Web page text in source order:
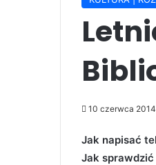
10 czerwca
Jak napisać
Jak